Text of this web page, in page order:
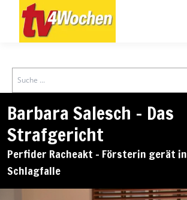
Search
Barbara Salesch – Das
Strafgericht
Perfider Racheakt – Försterin gerät in
Schlagfalle